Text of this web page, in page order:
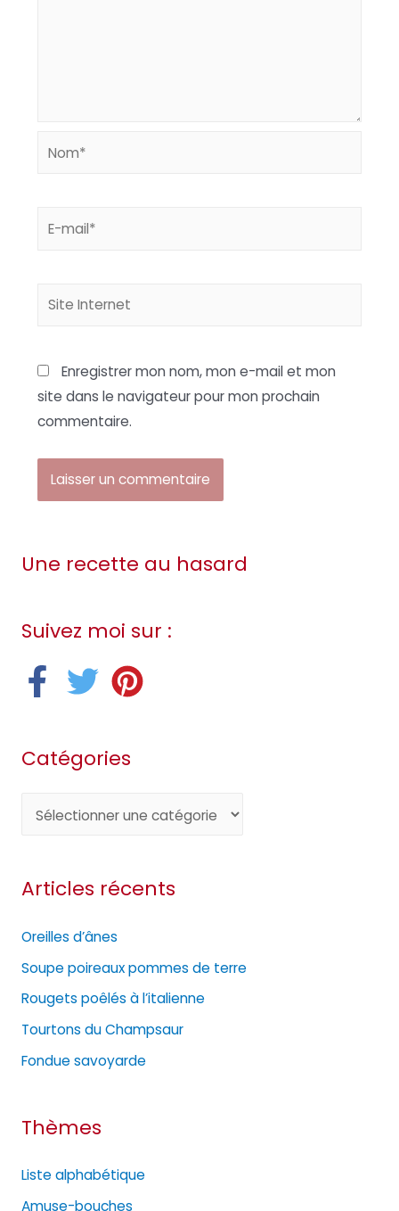
Site
Enregistrer mon nom, mon e-mail et mon
site dans le navigateur pour mon prochain
commentaire.
Une recette au hasard
Suivez moi sur :
Catégories
é
o
r
i
e
s
Articles récents
Oreilles d’ânes
Soupe poireaux pommes de terre
Rougets poêlés à l’italienne
Tourtons du Champsaur
Fondue savoyarde
Thèmes
Liste alphabétique
Amuse-bouches